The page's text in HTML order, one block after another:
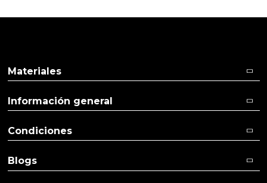
Materiales
Información general
Condiciones
Blogs